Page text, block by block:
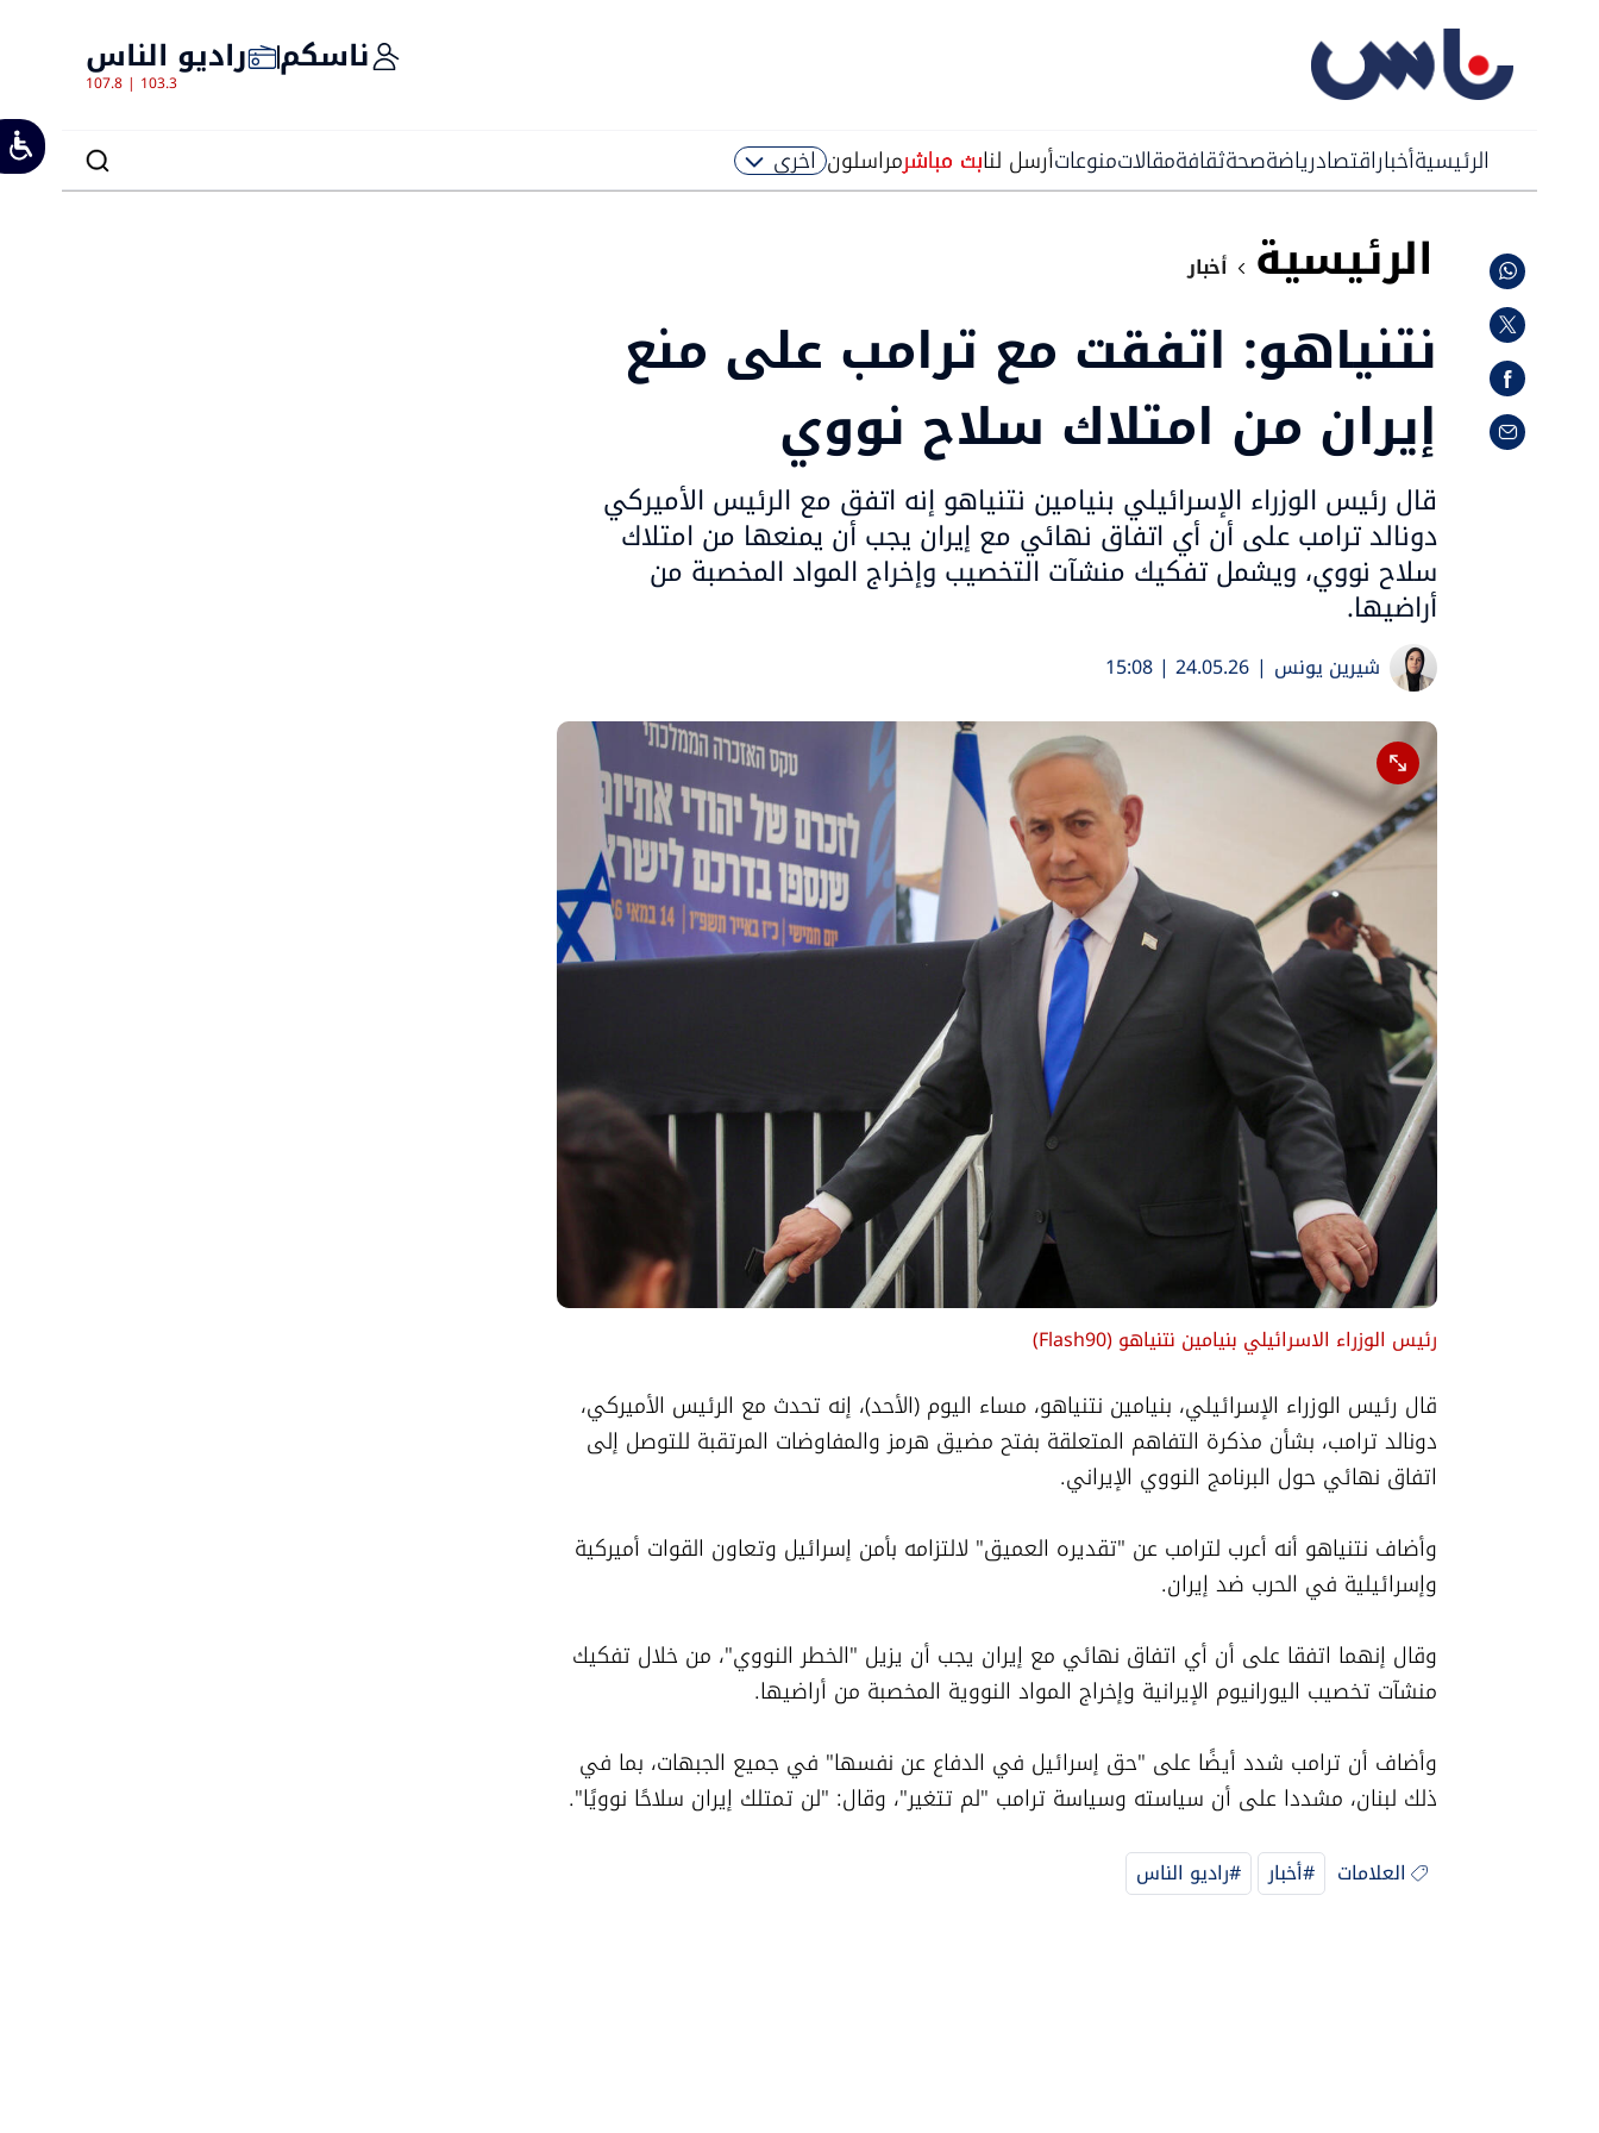
ناسكم راديو الناس
107.8 | 103.3
الرئيسيةأخباراقتصادرياضةصحةثقافةمقالاتمنوعاتأرسل لنابث مباشرمراسلون اخرى
الرئيسية أخبار
نتنياهو: اتفقت مع ترامب على منع
إيران من امتلاك سلاح نووي
قال رئيس الوزراء الإسرائيلي بنيامين نتنياهو إنه اتفق مع الرئيس الأميركي
دونالد ترامب على أن أي اتفاق نهائي مع إيران يجب أن يمنعها من امتلاك
سلاح نووي، ويشمل تفكيك منشآت التخصيب وإخراج المواد المخصبة من
أراضيها.
شيرين يونس |
24.05.26 | 15:08
رئيس الوزراء الاسرائيلي بنيامين نتنياهو(
Flash90
)
اتفاق نهائي حول البرنامج النووي الإيراني.
وإسرائيلية في الحرب ضد إيران.
منشآت تخصيب اليورانيوم الإيرانية وإخراج المواد النووية المخصبة من أراضيها.
ذلك لبنان، مشددا على أن سياسته وسياسة ترامب "لم تتغير"، وقال: "لن تمتلك إيران سلاحًا نوويًا".
العلامات #أخبار #راديو الناس